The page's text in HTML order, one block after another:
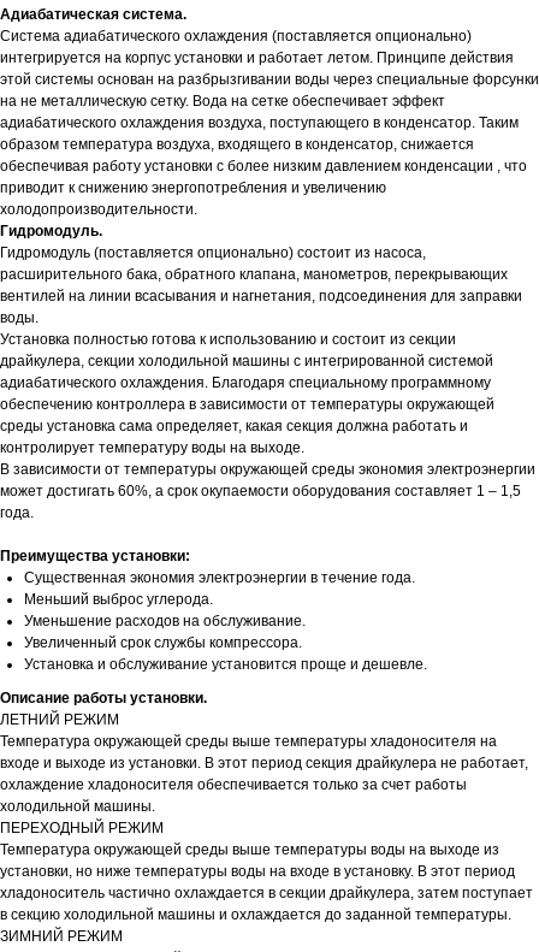
Адиабатическая система.
Система адиабатического охлаждения (поставляется опционально)
интегрируется на корпус установки и работает летом. Принципе действия
этой системы основан на разбрызгивании воды через специальные форсунки
на не металлическую сетку. Вода на сетке обеспечивает эффект
адиабатического охлаждения воздуха, поступающего в конденсатор. Таким
образом температура воздуха, входящего в конденсатор, снижается
обеспечивая работу установки с более низким давлением конденсации , что
приводит к снижению энергопотребления и увеличению
холодопроизводительности.
Гидромодуль.
Гидромодуль (поставляется опционально) состоит из насоса,
расширительного бака, обратного клапана, манометров, перекрывающих
вентилей на линии всасывания и нагнетания, подсоединения для заправки
воды.
Установка полностью готова к использованию и состоит из секции
драйкулера, секции холодильной машины с интегрированной системой
адиабатического охлаждения. Благодаря специальному программному
обеспечению контроллера в зависимости от температуры окружающей
среды установка сама определяет, какая секция должна работать и
контролирует температуру воды на выходе.
В зависимости от температуры окружающей среды экономия электроэнергии
может достигать 60%, а срок окупаемости оборудования составляет 1 – 1,5
года.
Преимущества установки:
Существенная экономия электроэнергии в течение года.
Меньший выброс углерода.
Уменьшение расходов на обслуживание.
Увеличенный срок службы компрессора.
Установка и обслуживание установится проще и дешевле.
Описание работы установки.
ЛЕТНИЙ РЕЖИМ
Температура окружающей среды выше температуры хладоносителя на
входе и выходе из установки. В этот период секция драйкулера не работает,
охлаждение хладоносителя обеспечивается только за счет работы
холодильной машины.
ПЕРЕХОДНЫЙ РЕЖИМ
Температура окружающей среды выше температуры воды на выходе из
установки, но ниже температуры воды на входе в установку. В этот период
хладоноситель частично охлаждается в секции драйкулера, затем поступает
в секцию холодильной машины и охлаждается до заданной температуры.
ЗИМНИЙ РЕЖИМ